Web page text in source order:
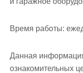
Время работы:
Данная
ознакомительных